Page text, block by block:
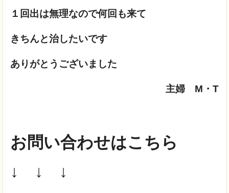
１回出は無理なので何回も来て
きちんと治したいです
ありがとうございました
主婦 M・T
お問い合わせはこちら
↓ ↓ ↓